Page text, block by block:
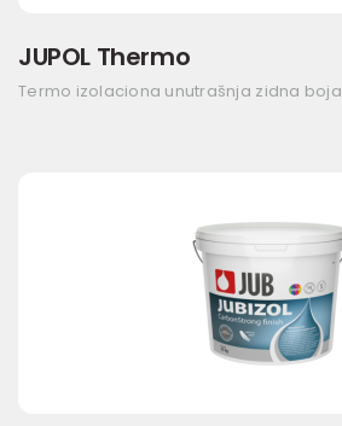
JUPOL Thermo
Termo izolaciona unutrašnja zidna boja